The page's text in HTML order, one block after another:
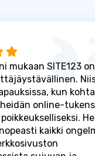
mukaan SITE123 on
kun
online-
He
kaikki